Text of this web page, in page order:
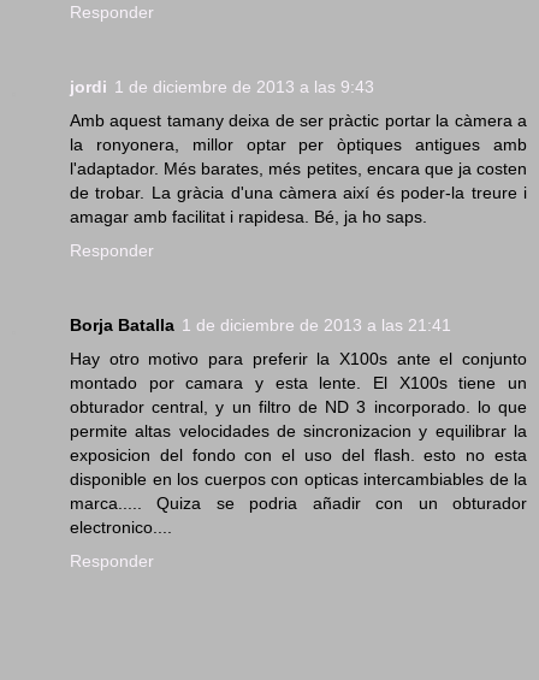
Responder
jordi 1 de diciembre de 2013 a las 9:43
Amb aquest tamany deixa de ser pràctic portar la càmera a
la ronyonera, millor optar per òptiques antigues amb
l'adaptador. Més barates, més petites, encara que ja costen
de trobar. La gràcia d'una càmera així és poder-la treure i
amagar amb facilitat i rapidesa. Bé, ja ho saps.
Responder
Borja Batalla 1 de diciembre de 2013 a las 21:41
Hay otro motivo para preferir la X100s ante el conjunto
montado por camara y esta lente. El X100s tiene un
obturador central, y un filtro de ND 3 incorporado. lo que
permite altas velocidades de sincronizacion y equilibrar la
exposicion del fondo con el uso del flash. esto no esta
disponible en los cuerpos con opticas intercambiables de la
marca..... Quiza se podria añadir con un obturador
electronico....
Responder